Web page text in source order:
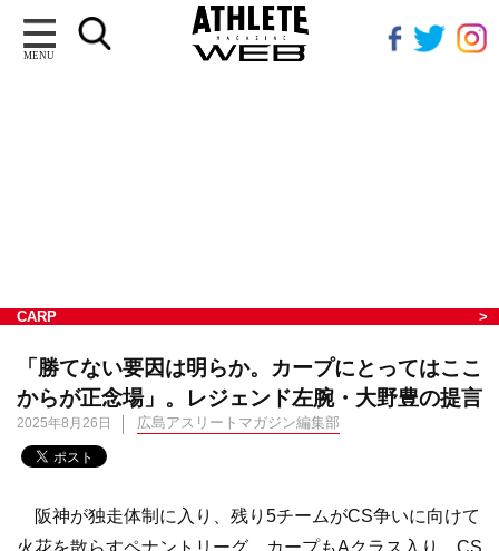
MENU
CARP
「勝てない要因は明らか。カープにとってはここ
からが正念場」。レジェンド左腕・大野豊の提言
2025年8月26日 広島アスリートマガジン編集部
阪神が独走体制に入り、残り5チームがCS争いに向けて